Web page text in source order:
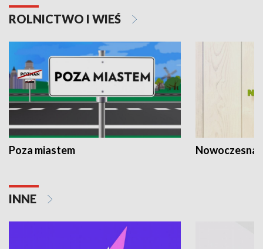
ROLNICTWO I WIEŚ
Poza miastem Nowoczesna
INNE